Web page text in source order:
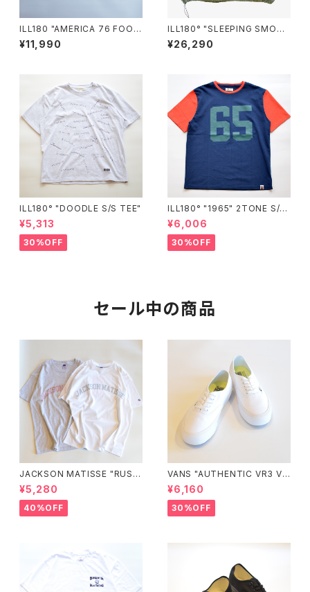
ILL180 "AMERICA 76 FOOT
BALL TEE"
¥11,990
ILL180° "SLEEPING SMOC
K"
¥26,290
ILL180° "DOODLE S/S TEE"
¥5,313
30%OFF
ILL180° "1965" 2TONE S/S
TEE"
¥6,006
30%OFF
セール中の商品
JACKSON MATISSE "RUSS
ELL ATHLETIC×JM Logo T
ee"
¥5,280
40%OFF
VANS "AUTHENTIC VR3 VN
0005UDTBD"
¥6,160
30%OFF